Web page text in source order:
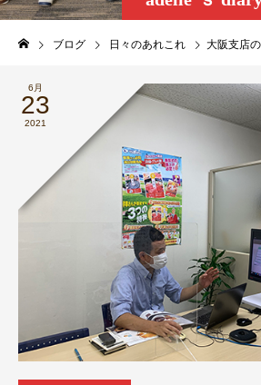
ブログ 日々のあれこれ 大阪支店
6月
23
2021